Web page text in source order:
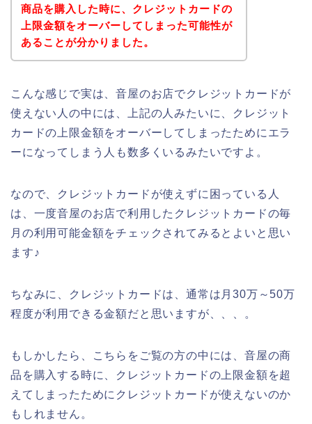
商品を購入した時に、クレジットカードの
上限金額をオーバーしてしまった可能性が
あることが分かりました。
こんな感じで実は、音屋のお店でクレジットカードが
使えない人の中には、上記の人みたいに、クレジット
カードの上限金額をオーバーしてしまったためにエラ
ーになってしまう人も数多くいるみたいですよ。
なので、クレジットカードが使えずに困っている人
は、一度音屋のお店で利用したクレジットカードの毎
月の利用可能金額をチェックされてみるとよいと思い
ます♪
ちなみに、クレジットカードは、通常は月30万～50万
程度が利用できる金額だと思いますが、、、。
もしかしたら、こちらをご覧の方の中には、音屋の商
品を購入する時に、クレジットカードの上限金額を超
えてしまったためにクレジットカードが使えないのか
もしれません。